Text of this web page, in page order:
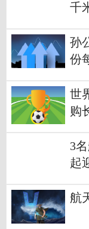
千
孙
份
世
购
3
起
航